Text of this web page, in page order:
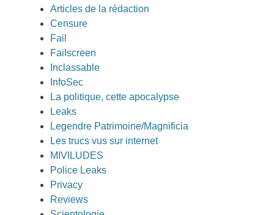
Articles de la rédaction
Censure
Fail
Failscreen
Inclassable
InfoSec
La politique, cette apocalypse
Leaks
Legendre Patrimoine/Magnificia
Les trucs vus sur internet
MIVILUDES
Police Leaks
Privacy
Reviews